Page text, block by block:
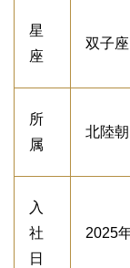
星
座
双子座
所
属
北陸
入
社
日
2025